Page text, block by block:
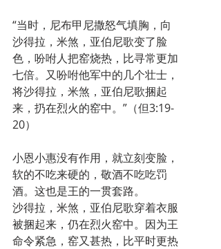
“当时，尼布甲尼撒怒气填胸，向
沙得拉，米煞，亚伯尼歌变了脸
色，吩咐人把窑烧热，比寻常更加
七倍。又吩咐他军中的几个壮士，
将沙得拉，米煞，亚伯尼歌捆起
来，扔在烈火的窑中。”（但3:19-
20）
小恩小惠没有作用，就立刻变脸，
软的不吃来硬的，敬酒不吃吃罚
酒。这也是王的一贯套路。
沙得拉，米煞，亚伯尼歌穿着衣服
被捆起来，仍在烈火窑中。因为王
命令紧急，窑又甚热，比平时更热